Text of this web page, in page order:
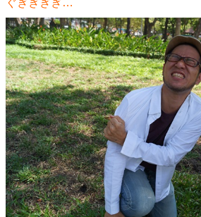
ぐぎぎぎぎ…